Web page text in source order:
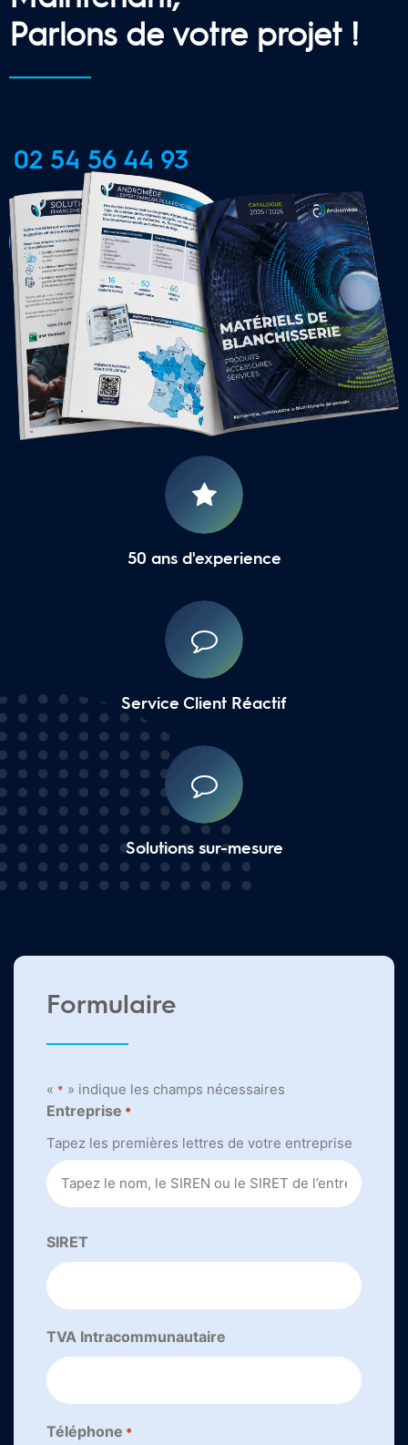
Parlons de votre projet !
02 54 56 44 93
CONTACTER UNE AGENCE
LOCALE
16 Agences Régionales
50 ans d'experience
Service Client Réactif
Solutions sur-mesure
Formulaire
« * » indique les champs nécessaires
Entreprise *
Tapez les premières lettres de votre entreprise
SIRET
TVA Intracommunautaire
Téléphone *